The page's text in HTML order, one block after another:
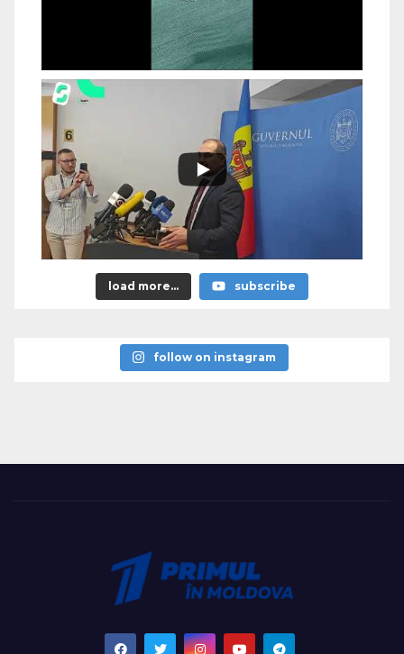
load more... subscribe
follow on instagram